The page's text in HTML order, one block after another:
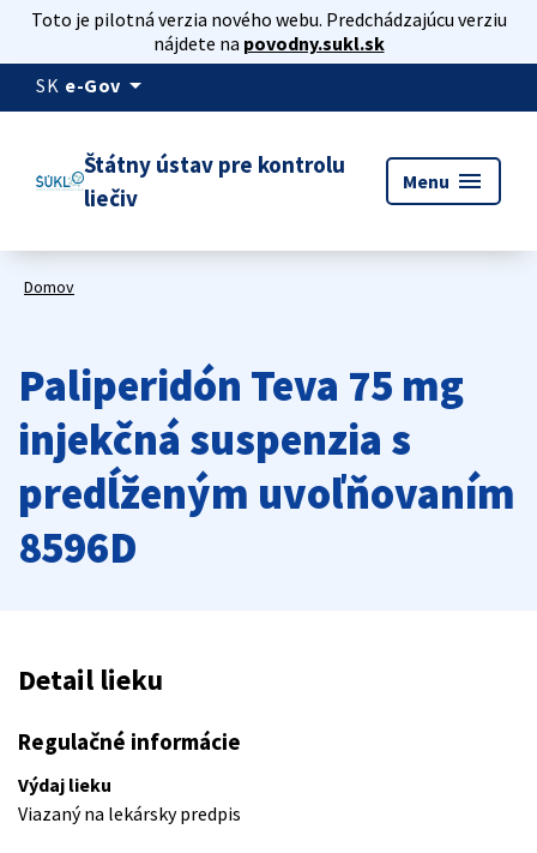
Toto je pilotná verzia nového webu. Predchádzajúcu verziu
nájdete na povodny.sukl.sk
SK e-Gov arrow_drop_down
Štátny ústav pre kontrolu
liečiv
Menu menu
Domov
Paliperidón Teva 75 mg
injekčná suspenzia s
predĺženým uvoľňovaním
8596D
Detail lieku
Regulačné informácie
Výdaj lieku
Viazaný na lekársky predpis